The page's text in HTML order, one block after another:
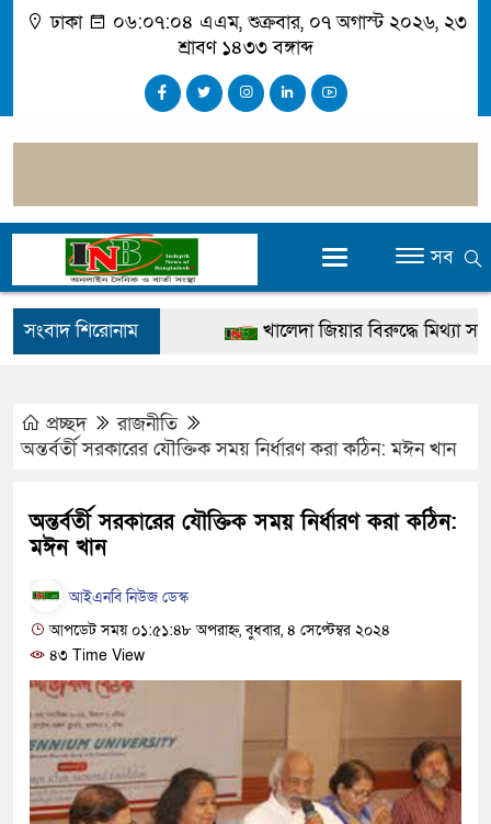
ঢাকা ০৬:০৭:০৫ এএম, শুক্রবার, ০৭ অগাস্ট ২০২৬, ২৩
শ্রাবণ ১৪৩৩ বঙ্গাব্দ
সব
সংবাদ শিরোনাম
খালেদা জিয়ার বিরুদ্ধে মিথ্যা
হবে: প্রধানমন্ত্রী
হারুনসহ ১০ জন
ঢাকার চারপাশে সচল হবে নৌপথ,
প্রচ্ছদ
রাজনীতি
অন্তর্বর্তী সরকারের যৌক্তিক সময় নির্ধারণ করা কঠিন: মঈন খান
অন্তর্বর্তী সরকারের যৌক্তিক সময় নির্ধারণ করা কঠিন:
মঈন খান
আইএনবি নিউজ ডেস্ক
আপডেট সময় ০১:৫১:৪৮ অপরাহ্ন, বুধবার, ৪ সেপ্টেম্বর ২০২৪
৪৩ Time View